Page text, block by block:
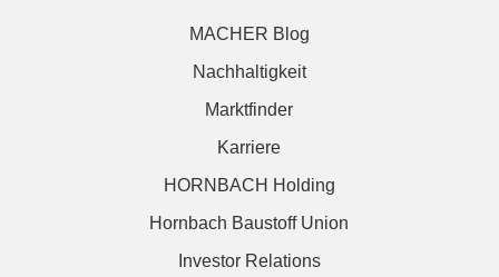
MACHER Blog
Nachhaltigkeit
Marktfinder
Karriere
HORNBACH Holding
Hornbach Baustoff Union
Investor Relations